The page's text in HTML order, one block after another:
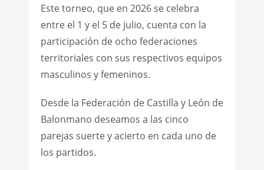
Este torneo, que en 2026 se celebra
entre el 1 y el 5 de julio, cuenta con la
participación de ocho federaciones
territoriales con sus respectivos equipos
masculinos y femeninos.
Desde la Federación de Castilla y León de
Balonmano deseamos a las cinco
parejas suerte y acierto en cada uno de
los partidos.